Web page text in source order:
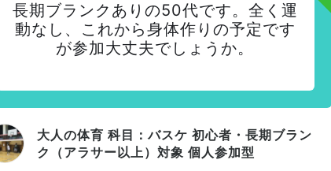
長期ブランクありの50代です。全く運
動なし、これから身体作りの予定です
が参加大丈夫でしょうか。
大人の体育 科目：バスケ 初心者・長期ブラン
ク（アラサー以上）対象 個人参加型